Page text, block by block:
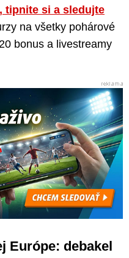
tipnite si a sledujte
na všetky pohárové
bonus a livestreamy
Európe: debakel